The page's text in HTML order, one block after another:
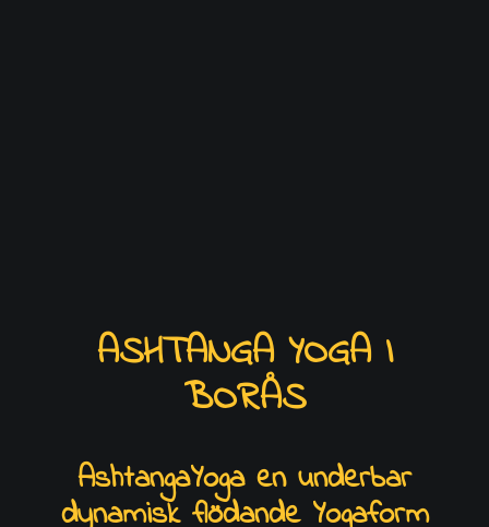
ASHTANGA YOGA I
BORÅS
AshtangaYoga en underbar
dynamisk flödande Yogaform